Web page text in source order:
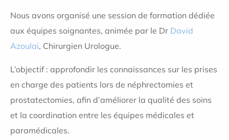
Nous avons organisé une session de formation dédiée
aux équipes soignantes, animée par le Dr David
Azoulai, Chirurgien Urologue.
L’objectif : approfondir les connaissances sur les prises
en charge des patients lors de néphrectomies et
prostatectomies, afin d’améliorer la qualité des soins
et la coordination entre les équipes médicales et
paramédicales.